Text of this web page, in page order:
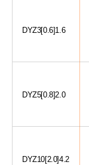
DYZ3[0.6]1.6
DYZ5[0.8]2.0
DYZ10[2.0]4.2